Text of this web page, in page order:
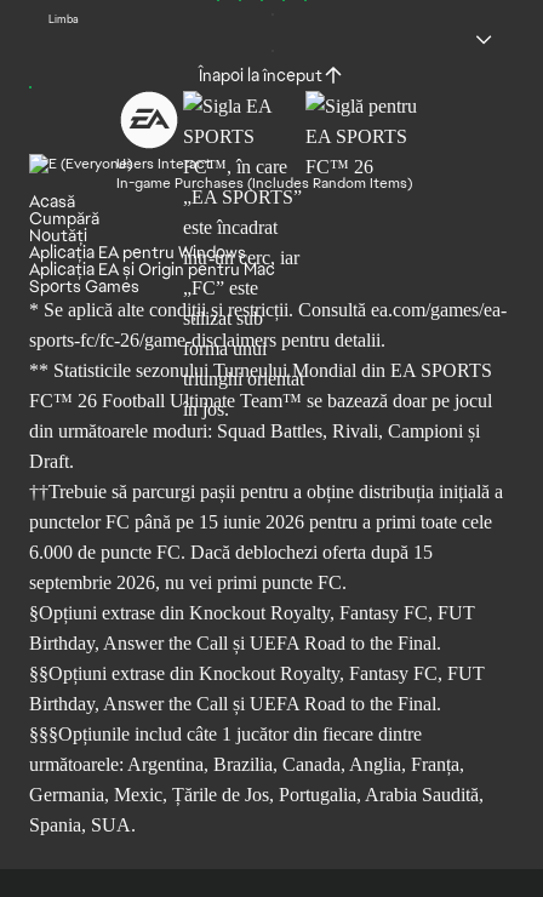
Limba
Înapoi la început
Users Interact
In-game Purchases (Includes Random Items)
Acasă
Cumpără
Noutăți
Aplicația EA pentru Windows
Aplicația EA și Origin pentru Mac
Sports Games
* Se aplică alte condiții și restricții. Consultă ea.com/games/ea-
sports-fc/fc-26/game-disclaimers pentru detalii.
** Statisticile sezonului Turneului Mondial din EA SPORTS
FC™ 26 Football Ultimate Team™ se bazează doar pe jocul
din următoarele moduri: Squad Battles, Rivali, Campioni și
Draft.
††Trebuie să parcurgi pașii pentru a obține distribuția inițială a
punctelor FC până pe 15 iunie 2026 pentru a primi toate cele
6.000 de puncte FC. Dacă deblochezi oferta după 15
septembrie 2026, nu vei primi puncte FC.
§Opțiuni extrase din Knockout Royalty, Fantasy FC, FUT
Birthday, Answer the Call și UEFA Road to the Final.
§§Opțiuni extrase din Knockout Royalty, Fantasy FC, FUT
Birthday, Answer the Call și UEFA Road to the Final.
§§§Opțiunile includ câte 1 jucător din fiecare dintre
următoarele: Argentina, Brazilia, Canada, Anglia, Franța,
Germania, Mexic, Țările de Jos, Portugalia, Arabia Saudită,
Spania, SUA.